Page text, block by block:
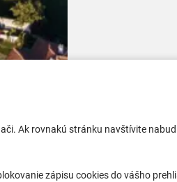
Ak rovnakú stránku navštívite
zápisu cookies do vášho